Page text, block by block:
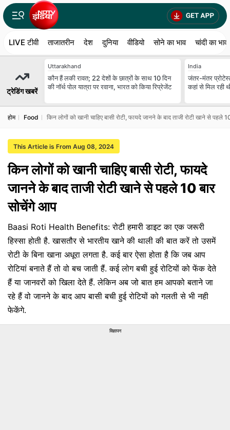
LIVE टीवी ताजातरीन देश दुनिया वीडियो सोने का भाव चांदी का भाव
ट्रेडिंग खबरें
Uttarakhand
कौन हैं लकी रावत; 22 देशों के छात्रों के साथ 10 दिन
की नॉर्थ पोल यात्रा पर रवाना, भारत को किया रिप्रेजेंट
India
जंतर-मंतर
कहां से मिल रही
होम Food किन लोगों को खानी चाहिए बासी रोटी, फायदे जानने के बाद ताजी रोटी खाने से पहले
This Article is From Aug 08, 2024
किन लोगों को खानी चाहिए बासी रोटी, फायदे
जानने के बाद ताजी रोटी खाने से पहले 10 बार
सोचेंगे आप
Baasi Roti Health Benefits: रोटी हमारी डाइट का एक जरूरी
हिस्सा होती है. खासतौर से भारतीय खाने की थाली की बात करें तो उसमें
रोटी के बिना खाना अधूरा लगता है. कई बार ऐसा होता है कि जब आप
रोटियां बनाते हैं तो वो बच जाती हैं. कई लोग बची हुई रोटियों को फेंक देते
हैं या जानवरों को खिला देते हैं. लेकिन अब जो बात हम आपको बताने जा
रहे हैं वो जानने के बाद आप बासी बची हुई रोटियों को गलती से भी नही
फेकेंगे.
विज्ञापन